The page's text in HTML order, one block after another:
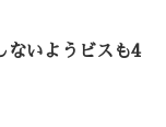
ないようビスも4